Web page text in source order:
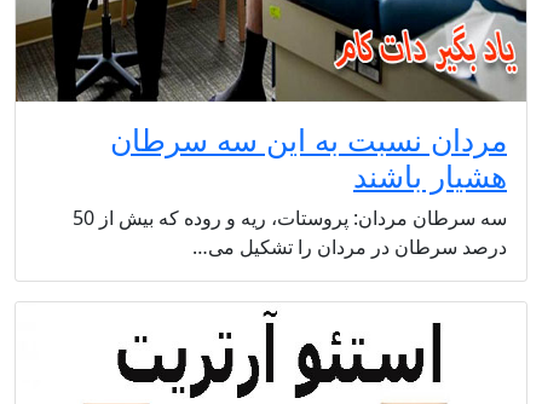
مردان نسبت به این سه سرطان
هشیار باشند
سه سرطان مردان: پروستات، ریه و روده که بیش از 50
درصد سرطان در مردان را تشکیل می…